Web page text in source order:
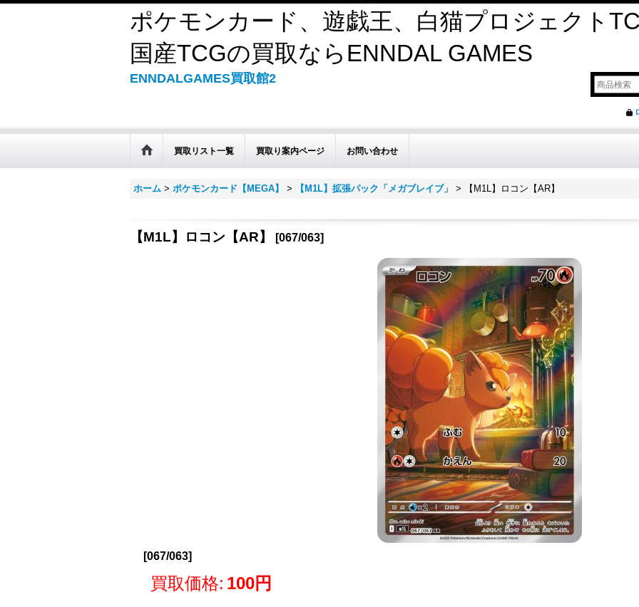
ポケモンカード、遊戯王、白猫プロジェクト
国産TCGの買取ならENNDAL GAMES
ENNDALGAMES買取館2
買取リスト一覧 買取り案内ページ お問い合わせ
ホーム > ポケモンカード【MEGA】 > 【M1L】拡張パック「メガブレイブ」 > 【M1L】ロコン【AR】
【M1L】ロコン【AR】 [067/063]
[067/063]
買取価格: 100円